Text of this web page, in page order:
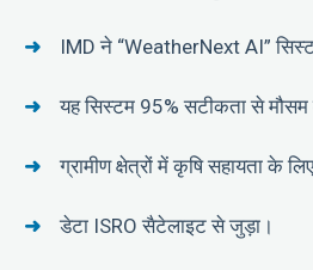
IMD ने “WeatherNext AI”
यह सिस्टम 95% सटीकता से मौसम
ग्रामीण क्षेत्रों में कृषि सहायता के
डेटा ISRO सैटेलाइट से जुड़ा।